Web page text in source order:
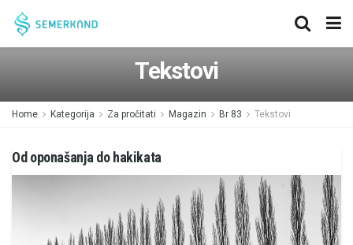
Tekstovi
Home Kategorija Za pročitati Magazin Br 83 Tekstovi
Od oponašanja do hakikata